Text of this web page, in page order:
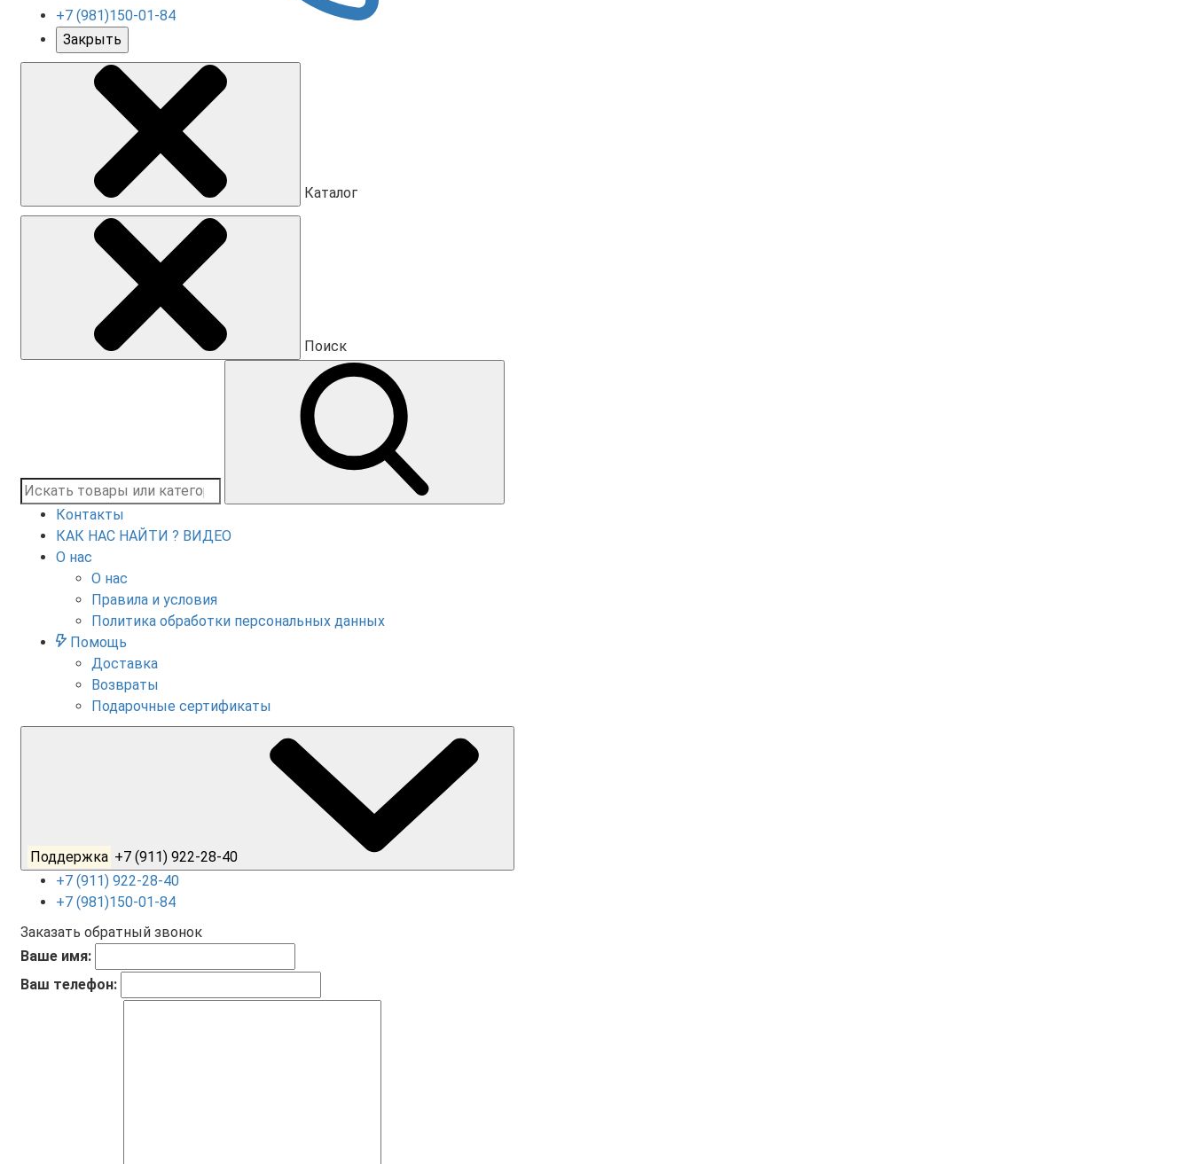
+7 (981)150-01-84
Закрыть
Каталог
Поиск
Контакты
КАК НАС НАЙТИ ? ВИДЕО
О нас
О нас
Правила и условия
Политика обработки персональных данных
Помощь
Доставка
Возвраты
Подарочные сертификаты
Поддержка +7 (911) 922-28-40
+7 (911) 922-28-40
+7 (981)150-01-84
Заказать обратный звонок
Ваше имя:
Ваш телефон: